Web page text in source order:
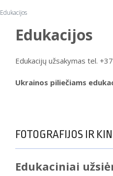
Edukacijos
Edukacijos
Edukacijų užsakymas tel.
Ukrainos piliečiams
FOTOGRAFIJOS IR
Edukaciniai